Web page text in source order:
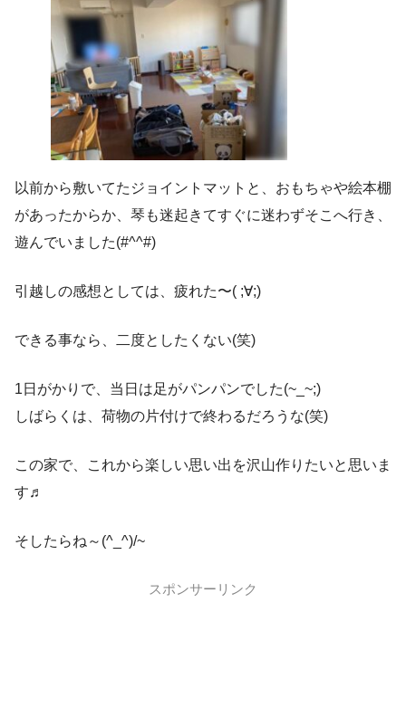
以前から敷いてたジョイントマットと、おもちゃや絵本棚
があったからか、琴も迷起きてすぐに迷わずそこへ行き、
遊んでいました(#^^#)
引越しの感想としては、疲れた〜( ;∀;)
できる事なら、二度としたくない(笑)
1日がかりで、当日は足がパンパンでした(~_~;)
しばらくは、荷物の片付けで終わるだろうな(笑)
この家で、これから楽しい思い出を沢山作りたいと思いま
す♬
そしたらね～(^_^)/~
スポンサーリンク